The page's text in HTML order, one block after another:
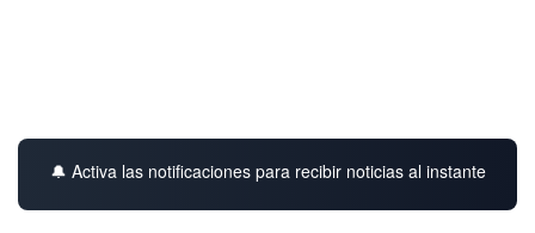
🔔 Activa las notificaciones para recibir noticias al instante